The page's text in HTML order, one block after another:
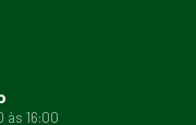
às 16:00